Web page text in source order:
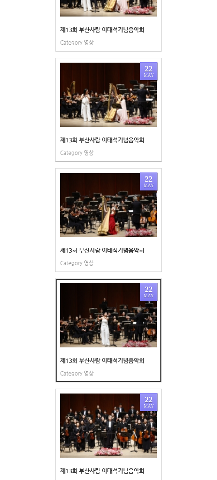
제13회 부산사람 이태석기념음악회
Category 영상
22
MAY
제13회 부산사람 이태석기념음악회
Category 영상
22
MAY
제13회 부산사람 이태석기념음악회
Category 영상
22
MAY
제13회 부산사람 이태석기념음악회
Category 영상
22
MAY
제13회 부산사람 이태석기념음악회